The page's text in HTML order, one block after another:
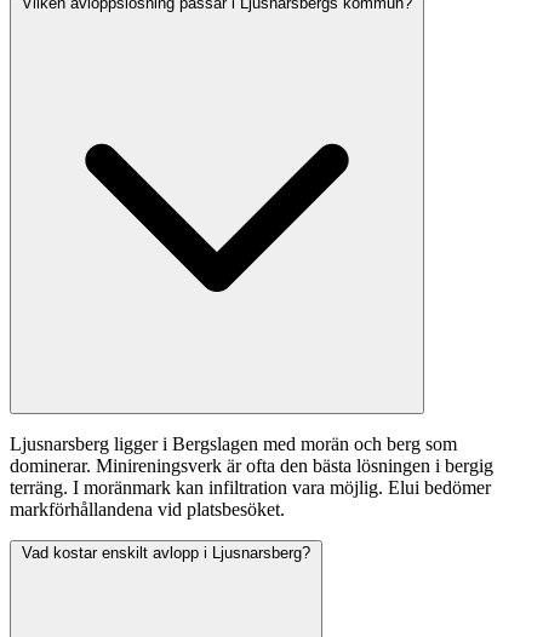
Ljusnarsberg ligger i Bergslagen med morän och berg som
dominerar. Minireningsverk är ofta den bästa lösningen i bergig
terräng. I moränmark kan infiltration vara möjlig. Elui bedömer
markförhållandena vid platsbesöket.
Vad kostar enskilt avlopp i Ljusnarsberg?